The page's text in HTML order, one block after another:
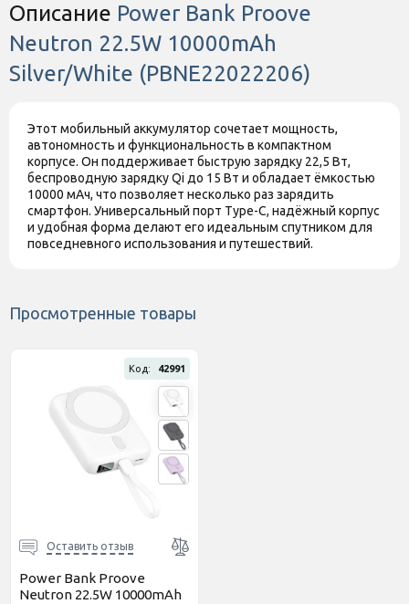
Материал
Поликарбонат
Год выпуска
модели
2025
Комплектация
Power Bank, Инструкция
Дополнительно
характеристики и комплектацию
товара. Обратите внимание, магазин
не принимает претензии по поводу
этих изменений.
Штрихкод
6901114582618
Описание Power Bank Proove
Neutron 22.5W 10000mAh
Silver/White (PBNE22022206)
Этот мобильный аккумулятор сочетает мощность,
автономность и функциональность в компактном
корпусе. Он поддерживает быструю зарядку 22,5 Вт,
беспроводную зарядку Qi до 15 Вт и обладает ёмкостью
10000 мАч, что позволяет несколько раз зарядить
смартфон. Универсальный порт Type-C, надёжный корпус
и удобная форма делают его идеальным спутником для
повседневного использования и путешествий.
Просмотренные товары
Код: 42991
Оставить отзыв
Power Bank Proove
Neutron 22.5W 10000mAh